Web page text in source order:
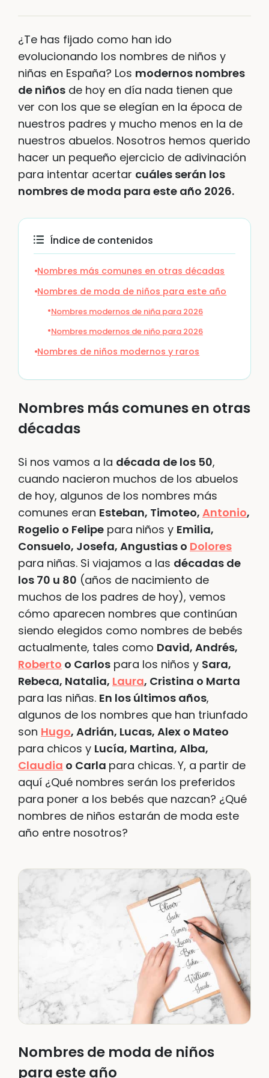
¿Te has fijado como han ido
evolucionando los nombres de niños y
niñas en España? Los modernos nombres
de niños de hoy en día nada tienen que
ver con los que se elegían en la época de
nuestros padres y mucho menos en la de
nuestros abuelos. Nosotros hemos querido
hacer un pequeño ejercicio de adivinación
para intentar acertar cuáles serán los
nombres de moda para este año 2026.
Índice de contenidos
Nombres más comunes en otras décadas
Nombres de moda de niños para este año
Nombres modernos de niña para 2026
Nombres modernos de niño para 2026
Nombres de niños modernos y raros
Nombres más comunes en otras
décadas
Si nos vamos a la década de los 50,
cuando nacieron muchos de los abuelos
de hoy, algunos de los nombres más
comunes eran Esteban, Timoteo, Antonio,
Rogelio o Felipe para niños y Emilia,
Consuelo, Josefa, Angustias o Dolores
para niñas. Si viajamos a las décadas de
los 70 u 80 (años de nacimiento de
muchos de los padres de hoy), vemos
cómo aparecen nombres que continúan
siendo elegidos como nombres de bebés
actualmente, tales como David, Andrés,
Roberto o Carlos para los niños y Sara,
Rebeca, Natalia, Laura, Cristina o Marta
para las niñas. En los últimos años,
algunos de los nombres que han triunfado
son Hugo, Adrián, Lucas, Alex o Mateo
para chicos y Lucía, Martina, Alba,
Claudia o Carla para chicas. Y, a partir de
aquí ¿Qué nombres serán los preferidos
para poner a los bebés que nazcan? ¿Qué
nombres de niños estarán de moda este
año entre nosotros?
Nombres de moda de niños
para este año